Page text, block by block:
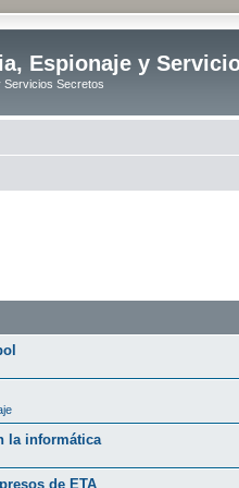
Espionaje y
Servicios Secretos
la informática
de ETA